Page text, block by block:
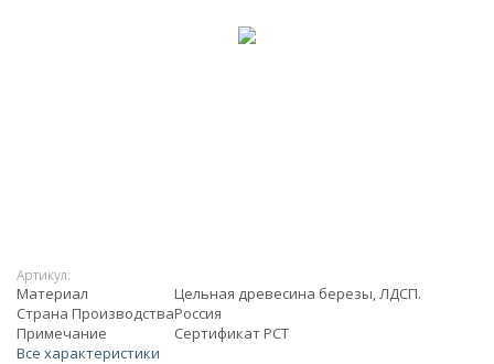
Артикул:
Материал
Цельная древесина березы, ЛДСП.
Страна ПроизводстваРоссия
Примечание
Сертификат РСТ
Все характеристики